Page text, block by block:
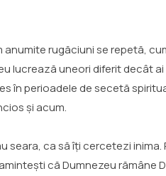
rugăciuni se repetă,
lucrează uneori diferit decât
în perioadele de secetă
și acum.
ca să îți cercetezi
că Dumnezeu rămâne